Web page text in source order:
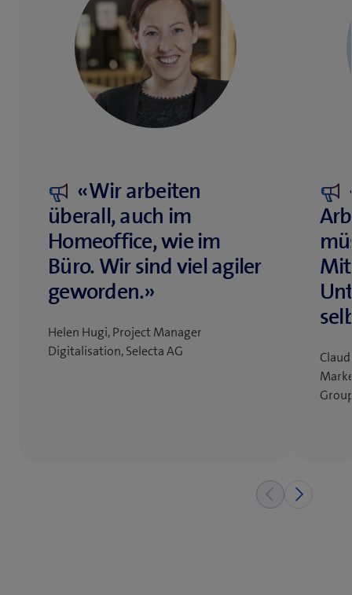
«Wir arbeiten
überall, auch im
Homeoffice, wie im
Büro. Wir sind viel agiler
geworden.»
Helen Hugi, Project Manager
Digitalisation, Selecta AG